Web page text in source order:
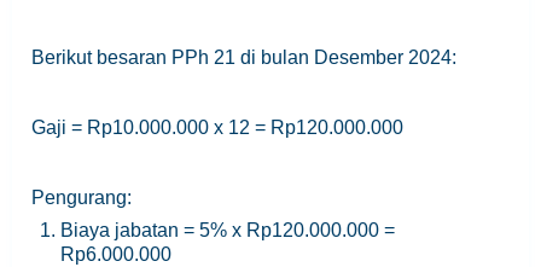
Berikut besaran PPh 21 di bulan Desember 2024:
Gaji = Rp10.000.000 x 12 = Rp120.000.000
Pengurang:
Biaya jabatan = 5% x Rp120.000.000 =
Rp6.000.000